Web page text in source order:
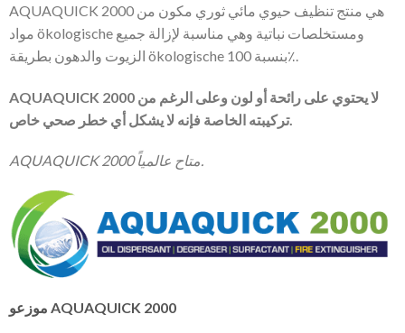
AQUAQUICK 2000 هي منتج تنظيف حيوي مائي ثوري مكون من
مواد ökologische ومستخلصات نباتية وهي مناسبة لإزالة جميع
الزيوت والدهون بطريقة ökologische بنسبة 100٪.
AQUAQUICK 2000 لا يحتوي على رائحة أو لون وعلى الرغم من
تركيبته الخاصة فإنه لا يشكل أي خطر صحي خاص.
AQUAQUICK 2000 متاح عالمياً.
موزعو AQUAQUICK 2000